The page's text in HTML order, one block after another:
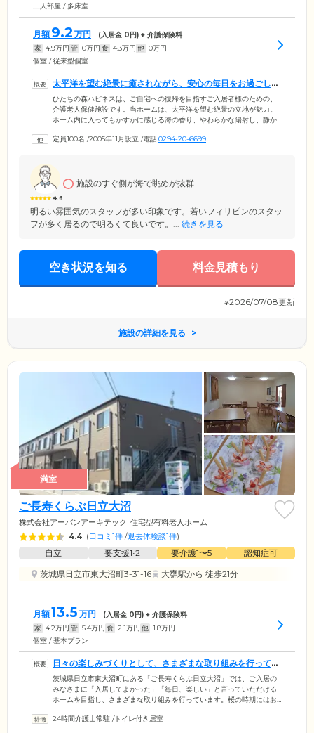
二人部屋 / 多床室
月額 9.2 万円 (入居金 0円) + 介護保険料
家 4.9万円 管 0万円 食 4.3万円 他 0万円
個室 / 従来型個室
太平洋を望む絶景に癒されながら、安心の毎日をお過ごしく
ださい
ひたちの森ハピネスは、ご自宅への復帰を目指すご入居者様のための、
介護老人保健施設です。当ホームは、太平洋を望む絶景の立地が魅力。
ホーム内に入ってもかすかに感じる海の香り、やわらかな陽射し、静か
は、個室に加え、ご入居者様同士での交流がしやすい2人部屋、4人部屋
特殊浴槽もございますので、お体の状態に合わせて、癒しの時間をお過
ごしください。
定員100名 /2005年11月設立 /電話0294-20-6699
4.6
施設のすぐ側が海で眺めが抜群
明るい雰囲気のスタッフが多い印象です。若いフィリピンのスタッ
フが多く居るので明るくて良いです。... 続きを見る
空き状況を知る 料金見積もり
※2026/07/08更新
施設の詳細を見る
満室
ご長寿くらぶ日立大沼
株式会社アーバンアーキテック 住宅型有料老人ホーム
4.4 (口コミ1件 /退去体験談1件)
自立 要支援1•2 要介護1〜5
認知症可
茨城県日立市東大沼町3-31-16
大甕駅から 徒歩21分
月額13.5 万円 (入居金 0円) + 介護保険料
家 4.2万円 管 5.4万円 食 2.1万円 他 1.8万円
個室 / 基本プラン
日々の楽しみづくりとして、さまざまな取り組みを行ってい
ます
茨城県日立市東大沼町にある「ご長寿くらぶ日立大沼」では、ご入居の
みなさまに「入居してよかった」「毎日、楽しい」と言っていただける
ホームを目指し、さまざまな取り組みを行っています。桜の時期にはお
ントを積極的に実施。おやつの時間にはみなさまでパフェをつくった
24時間介護士常駐 /トイレ付き居室